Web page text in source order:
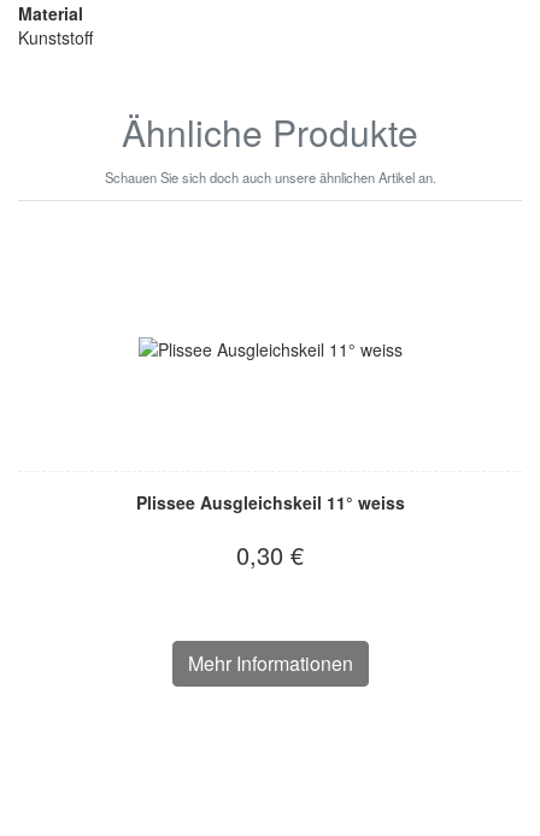
Material
Kunststoff
Ähnliche Produkte
Schauen Sie sich doch auch unsere ähnlichen Artikel an.
Plissee Ausgleichskeil 11° weiss
0,30 €
Mehr Informationen